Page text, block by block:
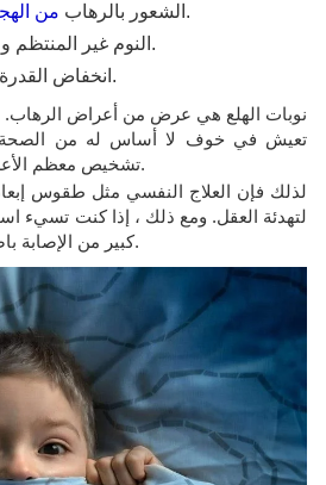
الشعور بالرهاب من
والخوف من الوحدة.
النوم غير المنتظم وعبث المناطق الزمنية.
انخفاض القدرة على الدراسة والعمل.
نوبات الهلع هي عرض من أعراض
تعيش في خوف لا أساس له من
تشخيص معظم الأعراض عند اكتشاف الضعف.
لذلك فإن العلاج النفسي مثل طقوس
لتهدئة العقل. ومع ذلك ، إذا كنت تسيء
كبير من الإصابة باضطراب الوسواس القهري.